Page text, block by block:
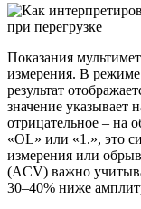
Показания
измерения. В
результат
значение указывает
отрицательное – на
«OL» или «1.», это
измерения или
(ACV) важно
30–40% ниже